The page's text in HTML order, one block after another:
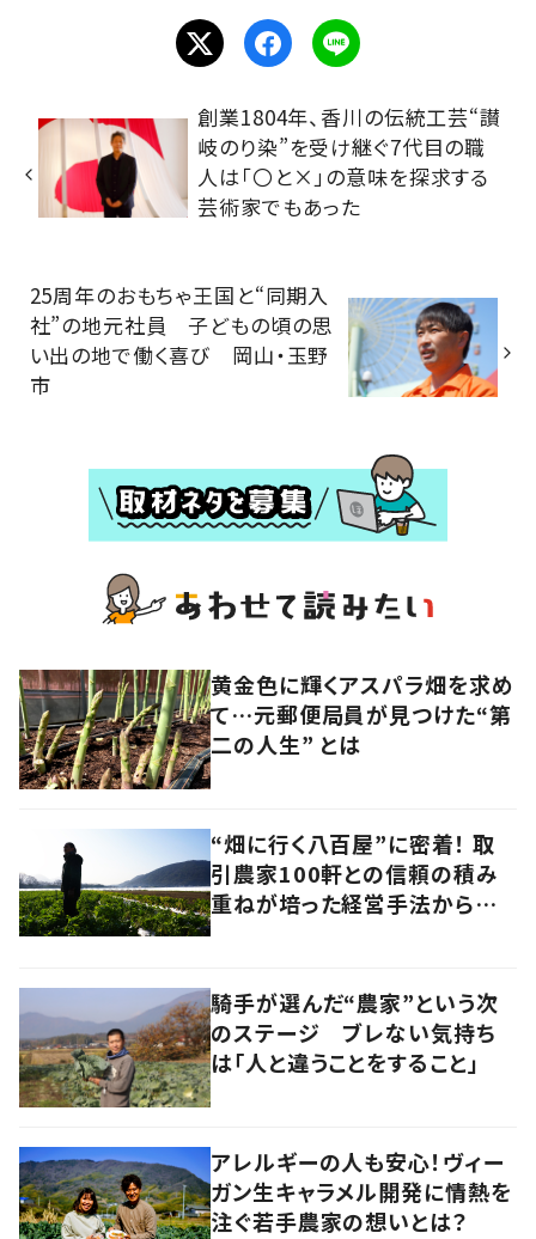
創業1804年、香川の伝統工芸“讃
岐のり染”を受け継ぐ7代目の職
人は「〇と×」の意味を探求する
芸術家でもあった
25周年のおもちゃ王国と“同期入
社”の地元社員 子どもの頃の思
い出の地で働く喜び 岡山・玉野
市
黄金色に輝くアスパラ畑を求め
て…元郵便局員が見つけた“第
二の人生” とは
“畑に行く八百屋”に密着！ 取
引農家100軒との信頼の積み
重ねが培った経営手法から見
騎手が選んだ“農家”という次
のステージ ブレない気持ち
は「人と違うことをすること」
アレルギーの人も安心！ヴィー
ガン生キャラメル開発に情熱を
注ぐ若手農家の想いとは？